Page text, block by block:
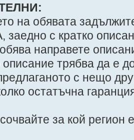
на обявата
с кратко
направете
трябва да е
с нещо
остатъчна
за кой регион